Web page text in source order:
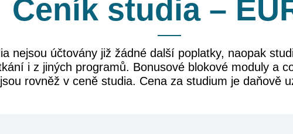
Ceník studia –
nejsou účtovány již žádné další poplatky, naopak
i z jiných programů. Bonusové blokové moduly a
rovněž v ceně studia. Cena za studium je daňově